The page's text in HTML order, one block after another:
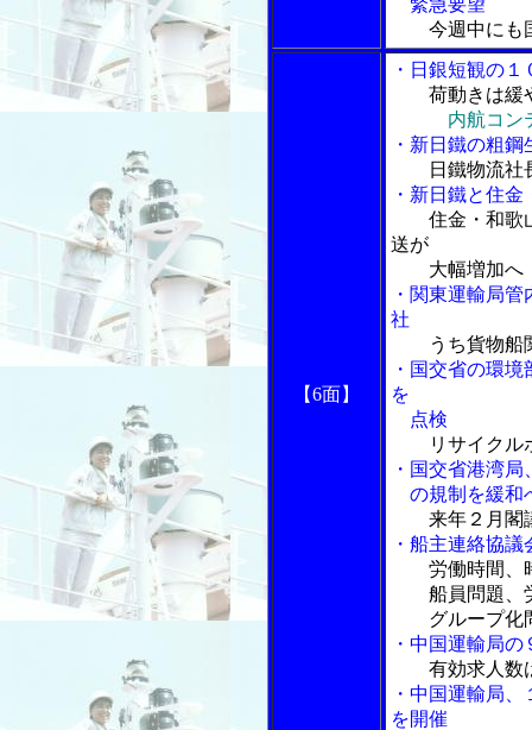
緊急要望
今週中にも
【6面】
・日銀短観の
荷動きは緩
内航コン
・新日鐵の粗
日鐵物流
・新日鐵と住
住金・和歌
送が
大幅増加へ
・関東運輸局
社
うち貨物船
・国交省の環
を
点検
リサイクル
・国交省港湾
の規制を緩和
来年２月閣
・船主連絡協
労働時間、
船員問題、労
グループ化問
・中国運輸局
有効求人数
・中国運輸局
を開催